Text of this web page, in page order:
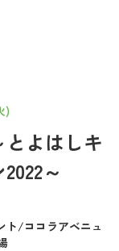
よはしキ
～
)
ト/ココラアベニュ